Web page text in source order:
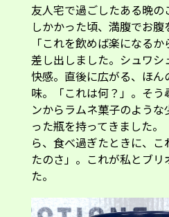
友人宅で過ごしたある晩
しかかった頃、満腹でお腹
「これを飲めば楽になる
差し出しました。シュワ
快感。直後に広がる、ほ
味。「これは何？」。そ
ンからラムネ菓子のよう
った瓶を持ってきました
ら、食べ過ぎたときに、
たのさ」。これが私とブ
た。